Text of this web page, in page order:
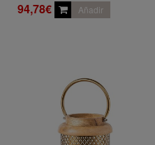
94,78€ Añadir